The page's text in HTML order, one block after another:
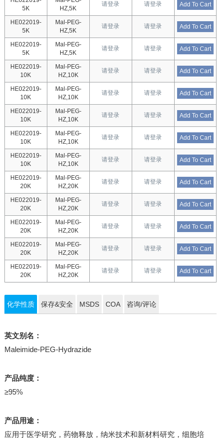
5K
HZ,5K
请登录 请登录 Add To Cart
HE022019-
5K
Mal-PEG-
HZ,5K
请登录 请登录 Add To Cart
HE022019-
5K
Mal-PEG-
HZ,5K
请登录 请登录 Add To Cart
HE022019-
10K
Mal-PEG-
HZ,10K
请登录 请登录 Add To Cart
HE022019-
10K
Mal-PEG-
HZ,10K
请登录 请登录 Add To Cart
HE022019-
10K
Mal-PEG-
HZ,10K
请登录 请登录 Add To Cart
HE022019-
10K
Mal-PEG-
HZ,10K
请登录 请登录 Add To Cart
HE022019-
10K
Mal-PEG-
HZ,10K
请登录 请登录 Add To Cart
HE022019-
20K
Mal-PEG-
HZ,20K
请登录 请登录 Add To Cart
HE022019-
20K
Mal-PEG-
HZ,20K
请登录 请登录 Add To Cart
HE022019-
20K
Mal-PEG-
HZ,20K
请登录 请登录 Add To Cart
HE022019-
20K
Mal-PEG-
HZ,20K
请登录 请登录 Add To Cart
HE022019-
20K
Mal-PEG-
HZ,20K
请登录 请登录 Add To Cart
化学性质 保存&安全 MSDS COA 咨询/评论
英文别名：
Maleimide-PEG-Hydrazide
产品纯度：
≥95%
产品用途：
应用于医学研究，药物释放，纳米技术和新材料研究，细胞培